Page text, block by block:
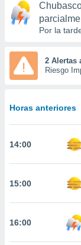
y
forma
digital
basada
permite
coste.
botón
a la
todas
ya sean
CONTINUAR
Por la
2 Alertas
Riesgo
Horas anteriores
14:00
15:00
16:00